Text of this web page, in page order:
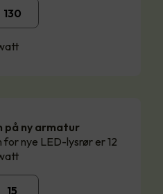
på ny armatur
nye LED-lysrør er 12